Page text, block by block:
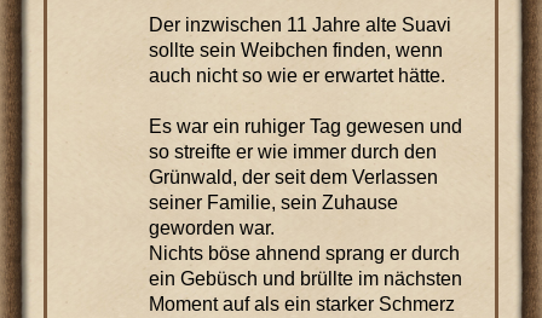
Der inzwischen 11 Jahre alte Suavi
sollte sein Weibchen finden, wenn
auch nicht so wie er erwartet hätte.
Es war ein ruhiger Tag gewesen und
so streifte er wie immer durch den
Grünwald, der seit dem Verlassen
seiner Familie, sein Zuhause
geworden war.
Nichts böse ahnend sprang er durch
ein Gebüsch und brüllte im nächsten
Moment auf als ein starker Schmerz